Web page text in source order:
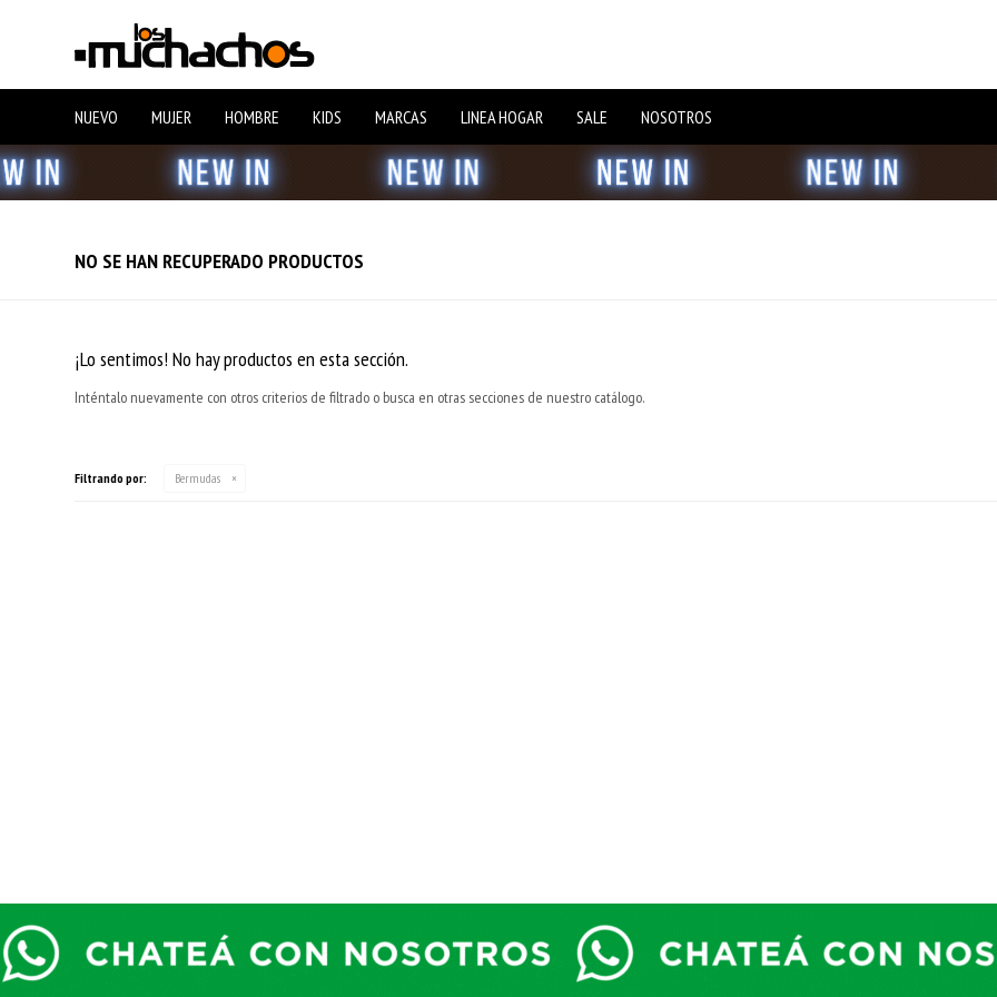
NUEVO MUJER HOMBRE KIDS MARCAS LINEA HOGAR SALE NOSOTROS
NO SE HAN RECUPERADO PRODUCTOS
¡Lo sentimos! No hay productos en esta sección.
Inténtalo nuevamente con otros criterios de filtrado o busca en otras secciones de nuestro catálogo.
Filtrando por: Bermudas